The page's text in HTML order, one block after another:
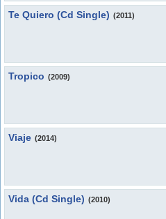
Te Quiero (Cd Single) (2011)
Tropico (2009)
Viaje (2014)
Vida (Cd Single) (2010)